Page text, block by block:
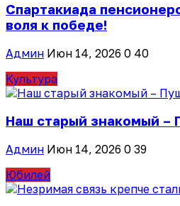
Спартакиада
воля к победе!
Админ Июн 14, 2026 0 40
Культура
Наш старый знакомый –
Админ Июн 14, 2026 0 39
Юбилей